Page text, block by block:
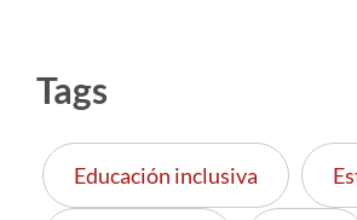
Tags
Educación inclusiva